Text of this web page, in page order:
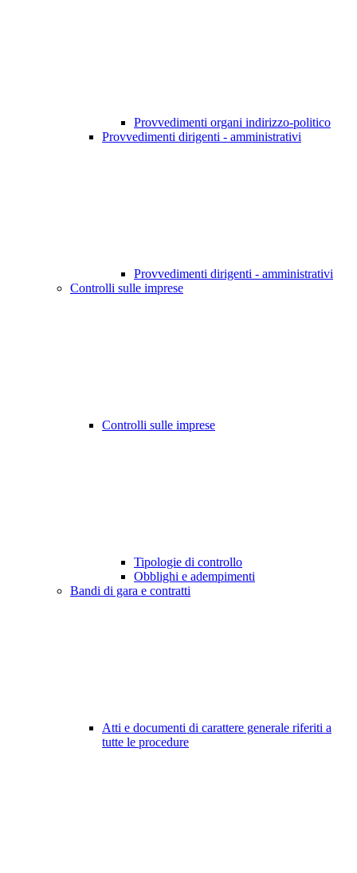
Provvedimenti organi indirizzo-politico
Provvedimenti dirigenti - amministrativi
Provvedimenti dirigenti - amministrativi
Controlli sulle imprese
Controlli sulle imprese
Tipologie di controllo
Obblighi e adempimenti
Bandi di gara e contratti
Atti e documenti di carattere generale riferiti a
tutte le procedure